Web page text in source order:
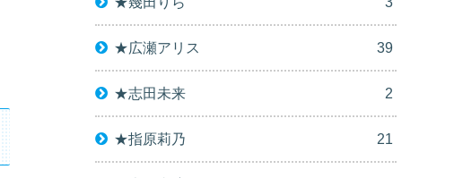
★広瀬アリス 39
★志田未来 2
★指原莉乃 21